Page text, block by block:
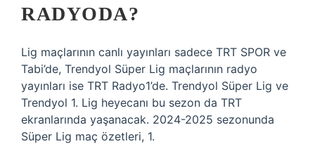
RADYODA?
Lig maçlarının canlı yayınları sadece TRT SPOR ve
Tabi’de, Trendyol Süper Lig maçlarının radyo
yayınları ise TRT Radyo1’de. Trendyol Süper Lig ve
Trendyol 1. Lig heyecanı bu sezon da TRT
ekranlarında yaşanacak. 2024-2025 sezonunda
Süper Lig maç özetleri, 1.